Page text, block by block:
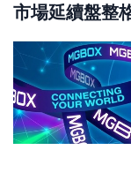
市場延續盤整